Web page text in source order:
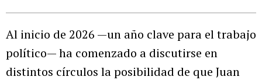
Al inicio de 2026 —un año clave para el trabajo
político— ha comenzado a discutirse en
distintos círculos la posibilidad de que Juan